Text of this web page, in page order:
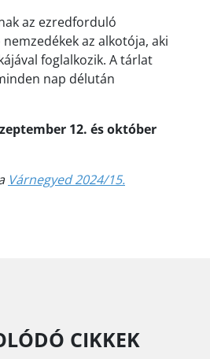
az ezredforduló
az alkotója, aki
foglalkozik. A tárlat
nap délután
12. és október
Várnegyed 2024/15.
CIKKEK